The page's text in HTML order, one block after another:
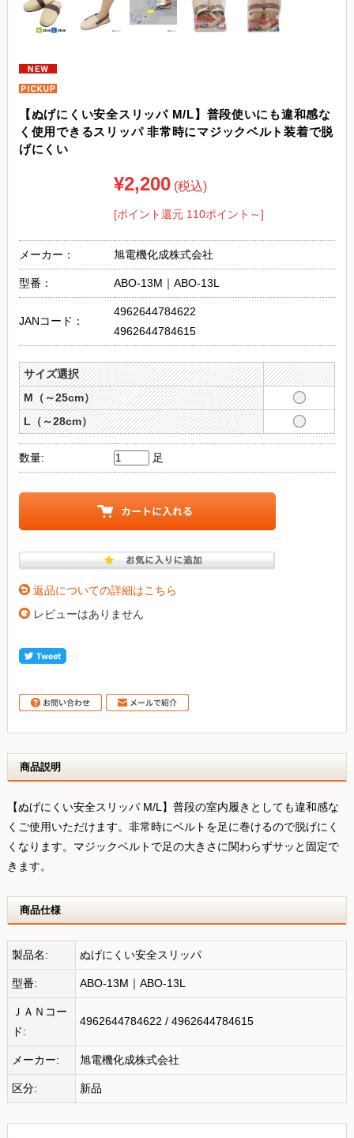
【ぬげにくい安全スリッパ M/L】普段使いにも違和感な
く使用できるスリッパ 非常時にマジックベルト装着で脱
げにくい
¥2,200 (税込)
[ポイント還元 110ポイント～]
メーカー： 旭電機化成株式会社
型番： ABO-13M｜ABO-13L
JANコード：
4962644784622
4962644784615
サイズ選択
M（～25cm）
L（～28cm）
数量: 足
返品についての詳細はこちら
レビューはありません
商品説明
【ぬげにくい安全スリッパ M/L】普段の室内履きとしても違和感な
くご使用いただけます。非常時にベルトを足に巻けるので脱げにく
くなります。マジックベルトで足の大きさに関わらずサッと固定で
きます。
商品仕様
製品名: ぬげにくい安全スリッパ
型番: ABO-13M｜ABO-13L
ＪＡＮコー
ド:
4962644784622 / 4962644784615
メーカー: 旭電機化成株式会社
区分: 新品